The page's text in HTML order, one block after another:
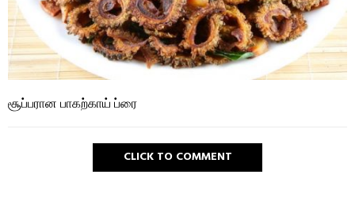
சூப்பரான பாகற்காய் ப்ரை
CLICK TO COMMENT